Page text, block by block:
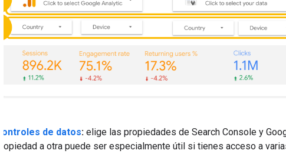
Controles de datos: elige las propiedades de Search Console y
propiedad a otra puede ser especialmente útil si tienes acceso a